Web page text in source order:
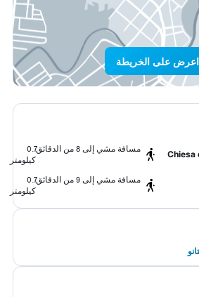
اعرض على الخريطة
Chiesa
مسافة مشي إلى 8 من الدقائق
0.7
كيلومتر
مسافة مشي إلى 9 من الدقائق
0.7
كيلومتر